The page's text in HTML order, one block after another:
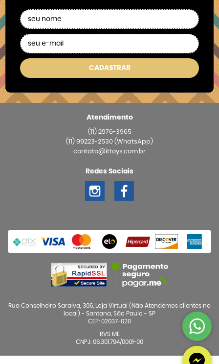
CADASTRAR
Atendimento
(11)2976-3965
(11) 99223-2530 (WhatsApp)
contato@ittoys.com.br
Redes Sociais
Rua Conselheiro Saraiva, 306, Loja Virtual (Não Atendemos clientes no
local) - Santana, São Paulo - SP
CEP: 02037-020
RVS ME
CNPJ: 06.301.794/0001-00